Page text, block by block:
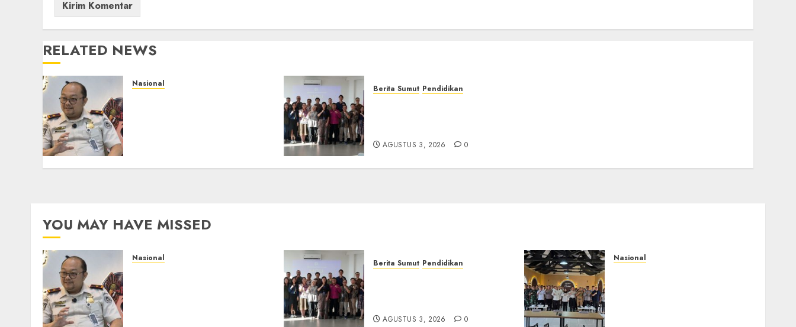
RELATED NEWS
Nasional
AGUSTUS 6, 2026 0
Berita Sumut Pendidikan
AGUSTUS 3, 2026 0
YOU MAY HAVE MISSED
Nasional Berita Sumut Pendidikan
AGUSTUS 3, 2026 0
Nasional